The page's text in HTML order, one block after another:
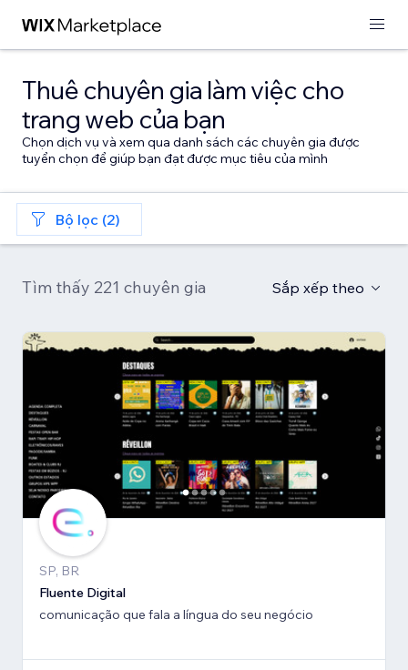
Thuê chuyên gia làm việc cho
trang web của bạn
Chọn dịch vụ và xem qua danh sách các chuyên gia được
tuyển chọn để giúp bạn đạt được mục tiêu của mình
Bộ lọc (2)
Tìm thấy 221 chuyên gia Sắp xếp theo
SP, BR
Fluente Digital
comunicação que fala a língua do seu negócio